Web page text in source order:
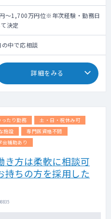
】※イメージ
問診療がメインのご勤務です
～12:00 外来もしくは訪問診
～18:00 訪問診療
問診療のコマについては応相談で
内訳についてはご希望を踏まえて
ます。
ールについて】
、先生方の希望に応じて調整して
番の回数としては大体６回程度/月
談可）
動回数は数件/月程度です。※お看
、除外のご相談については都度お
～1,700万円位※年次経験・勤務日
決定
中で応相談
詳細をみる
ったり勤務
土・日・祝休み可
施設
専門医資格不問
会補助あり
き方は柔軟に相談可
ちの方を採用した